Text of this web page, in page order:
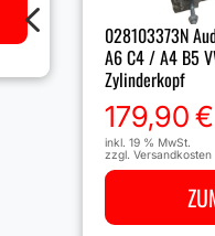
028103373N
A6 C4 / A4 B5
Zylinderkopf
179,90€
inkl. 19 % MwSt.
zzgl. Versandkosten
4